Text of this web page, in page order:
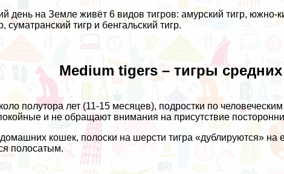
день на Земле живёт 6 видов тигров: амурский тигр, южно-
суматранский тигр и бенгальский тигр.
Medium tigers – тигры
полутора лет (11-15 месяцев), подростки по
и не обращают внимания на присутствие
кошек, полоски на шерсти тигра «дублируются» на
полосатым.